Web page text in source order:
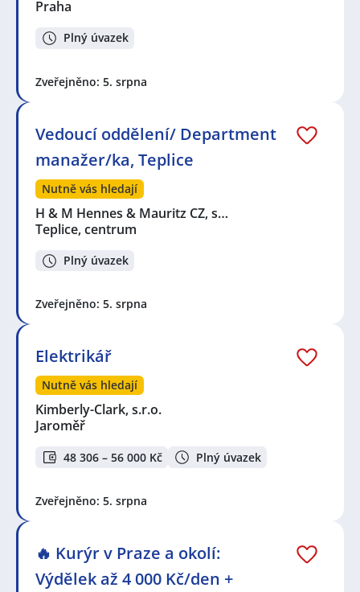
Praha
Plný úvazek
Zveřejněno: 5. srpna
Vedoucí oddělení/ Department
manažer/ka, Teplice
Nutně vás hledají
H & M Hennes & Mauritz CZ, s…
Teplice, centrum
Plný úvazek
Zveřejněno: 5. srpna
Elektrikář
Nutně vás hledají
Kimberly-Clark, s.r.o.
Jaroměř
48 306 – 56 000 Kč Plný úvazek
Zveřejněno: 5. srpna
🔥 Kurýr v Praze a okolí:
Výdělek až 4 000 Kč/den +